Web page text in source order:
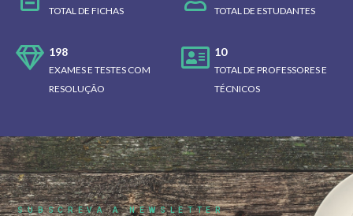
TOTAL DE FICHAS TOTAL DE ESTUDANTES
198
EXAMES E TESTES COM
RESOLUÇÃO
10
TOTAL DE PROFESSORES E
TÉCNICOS
SUBSCREVA A NEWSLETTER